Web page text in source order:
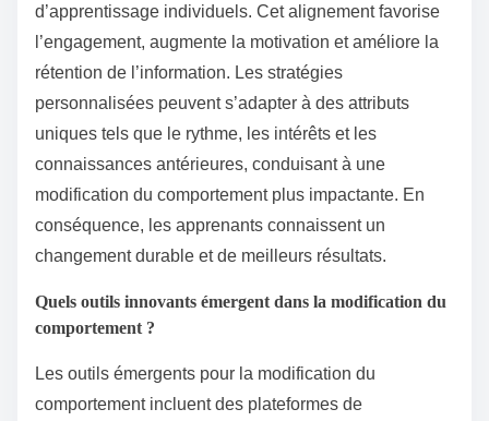
d’apprentissage individuels. Cet alignement favorise
l’engagement, augmente la motivation et améliore la
rétention de l’information. Les stratégies
personnalisées peuvent s’adapter à des attributs
uniques tels que le rythme, les intérêts et les
connaissances antérieures, conduisant à une
modification du comportement plus impactante. En
conséquence, les apprenants connaissent un
changement durable et de meilleurs résultats.
Quels outils innovants émergent dans la modification du
comportement ?
Les outils émergents pour la modification du
comportement incluent des plateformes de